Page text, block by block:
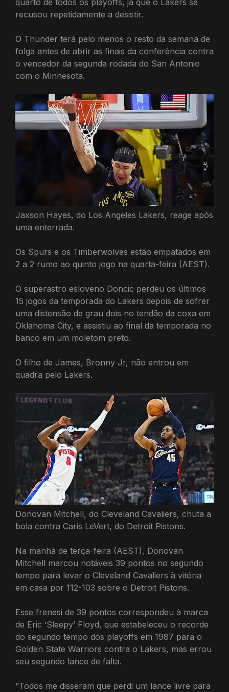
recusou repetidamente a desistir.
O Thunder terá pelo menos o resto da semana de
folga antes de abrir as finais da conferência contra
o vencedor da segunda rodada do San Antonio
com o Minnesota.
Jaxson Hayes, do Los Angeles Lakers, reage após
uma enterrada.
Os Spurs e os Timberwolves estão empatados em
2 a 2 rumo ao quinto jogo na quarta-feira (AEST).
O superastro esloveno Doncic perdeu os últimos
15 jogos da temporada do Lakers depois de sofrer
uma distensão de grau dois no tendão da coxa em
Oklahoma City, e assistiu ao final da temporada no
banco em um moletom preto.
O filho de James, Bronny Jr, não entrou em
quadra pelo Lakers.
Donovan Mitchell, do Cleveland Cavaliers, chuta a
bola contra Caris LeVert, do Detroit Pistons.
Na manhã de terça-feira (AEST), Donovan
Mitchell marcou notáveis ​​​​39 pontos no segundo
tempo para levar o Cleveland Cavaliers à vitória
em casa por 112-103 sobre o Detroit Pistons.
Esse frenesi de 39 pontos correspondeu à marca
de Eric ‘Sleepy’ Floyd, que estabeleceu o recorde
do segundo tempo dos playoffs em 1987 para o
Golden State Warriors contra o Lakers, mas errou
seu segundo lance de falta.
“Todos me disseram que perdi um lance livre para